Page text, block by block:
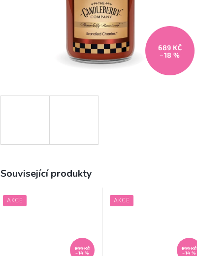
689 KČ
–18 %
Související produkty
AKCE
699 KČ
–14 %
AKCE
699 KČ
–14 %